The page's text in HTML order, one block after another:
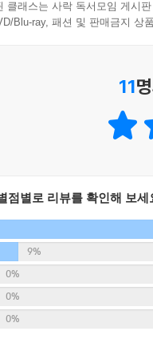
클래스는 사락 독서모임 게시
Blu-ray, 패션 및 판매금지 상
11
점별로 리뷰를 확인해 보세
9%
0%
0%
0%